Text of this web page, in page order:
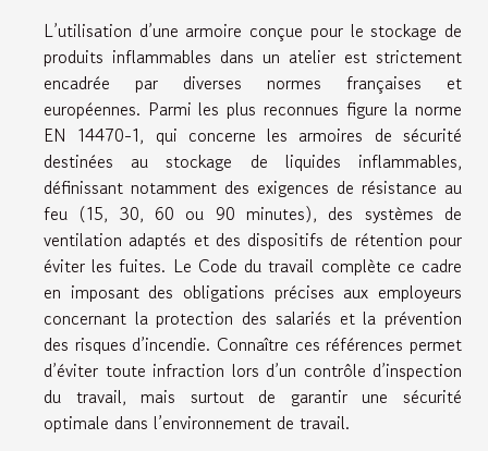
L’utilisation d’une armoire conçue pour le stockage de
produits inflammables dans un atelier est strictement
encadrée par diverses normes françaises et
européennes. Parmi les plus reconnues figure la norme
EN 14470-1, qui concerne les armoires de sécurité
destinées au stockage de liquides inflammables,
définissant notamment des exigences de résistance au
feu (15, 30, 60 ou 90 minutes), des systèmes de
ventilation adaptés et des dispositifs de rétention pour
éviter les fuites. Le Code du travail complète ce cadre
en imposant des obligations précises aux employeurs
concernant la protection des salariés et la prévention
des risques d’incendie. Connaître ces références permet
d’éviter toute infraction lors d’un contrôle d’inspection
du travail, mais surtout de garantir une sécurité
optimale dans l’environnement de travail.